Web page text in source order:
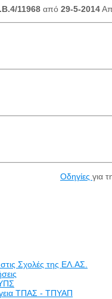
11968 από 29-5-2014
Οδηγίες για
Σχολές της ΕΛ.ΑΣ.
ΤΠΑΣ - ΤΠΥΑΠ